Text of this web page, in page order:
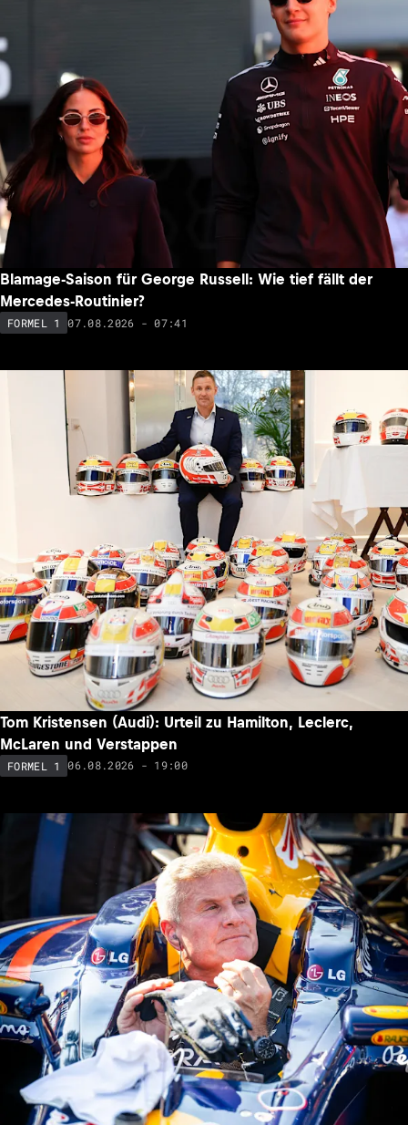
Blamage-Saison für George Russell: Wie tief fällt der
Mercedes-Routinier?
FORMEL 1 07.08.2026 - 07:41
Tom Kristensen (Audi): Urteil zu Hamilton, Leclerc,
McLaren und Verstappen
FORMEL 1 06.08.2026 - 19:00